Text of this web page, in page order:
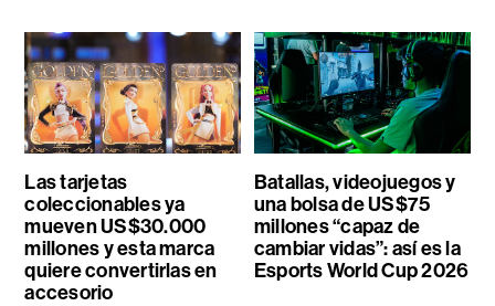
Las tarjetas
coleccionables ya
mueven US$30.000
millones y esta marca
quiere convertirlas en
accesorio
Batallas, videojuegos y
una bolsa de US$75
millones “capaz de
cambiar vidas”: así es la
Esports World Cup 2026